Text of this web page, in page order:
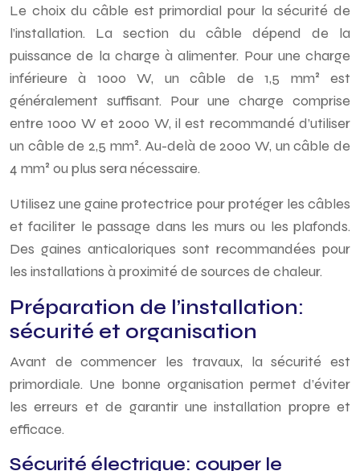
Le choix du câble est primordial pour la sécurité de
l’installation. La section du câble dépend de la
puissance de la charge à alimenter. Pour une charge
inférieure à 1000 W, un câble de 1,5 mm² est
généralement suffisant. Pour une charge comprise
entre 1000 W et 2000 W, il est recommandé d’utiliser
un câble de 2,5 mm². Au-delà de 2000 W, un câble de
4 mm² ou plus sera nécessaire.
Utilisez une gaine protectrice pour protéger les câbles
et faciliter le passage dans les murs ou les plafonds.
Des gaines anticaloriques sont recommandées pour
les installations à proximité de sources de chaleur.
Préparation de l’installation:
sécurité et organisation
Avant de commencer les travaux, la sécurité est
primordiale. Une bonne organisation permet d’éviter
les erreurs et de garantir une installation propre et
efficace.
Sécurité électrique: couper le